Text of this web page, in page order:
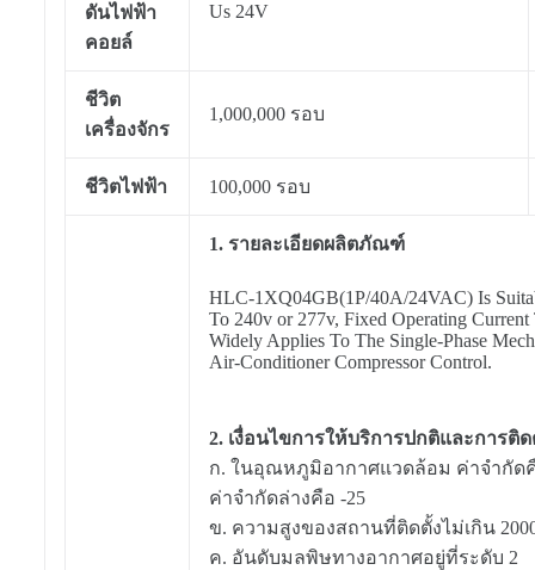
ดันไฟฟ้า
คอยล์
Us 24V
ชีวิต
เครื่องจักร
1,000,000 รอบ
ชีวิตไฟฟ้า 100,000 รอบ
1. รายละเอียดผลิตภัณฑ์
HLC-1XQ04GB(1P/40A/24VAC) Is
To 240v or 277v, Fixed Operating
Widely Applies To The Single-Phase
Air-Conditioner Compressor Control.
2. เงื่อนไขการให้บริการปกติและการติด
ก. ในอุณหภูมิอากาศแวดล้อม ค่าจำกัดคื
ค่าจำกัดล่างคือ -25
ข. ความสูงของสถานที่ติดตั้งไม่เกิน
ค. อันดับมลพิษทางอากาศอยู่ที่ระดับ 2